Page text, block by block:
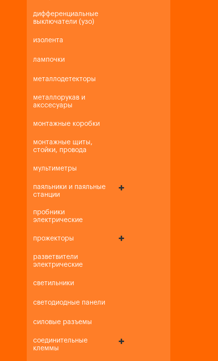
дифференциальные
выключатели (узо)
изолента
лампочки
металлодетекторы
металлорукав и
акссесуары
монтажные коробки
монтажные щиты,
стойки, провода
мультиметры
паяльники и паяльные
станции
пробники
электрические
прожекторы
разветвители
электрические
светильники
светодиодные панели
силовые разъемы
соединительные
клеммы